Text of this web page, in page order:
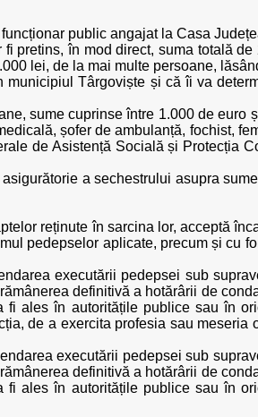
public angajat la Casa
pretins, în mod direct, suma totală de
lei, de la mai multe persoane,
Târgoviște și că îi va
sume cuprinse între 1.000 de euro
șofer de ambulanță, fochist,
de Asistență Socială și Protecția
a sechestrului asupra
reținute în sarcina lor, acceptă
pedepselor aplicate, precum și cu
executării pedepsei sub
definitivă a hotărârii de
fi ales în autoritățile publice sau în
de a exercita profesia sau meseria
executării pedepsei sub
definitivă a hotărârii de
fi ales în autoritățile publice sau în